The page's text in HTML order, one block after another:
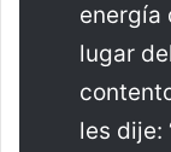
energía
lugar
les dije: